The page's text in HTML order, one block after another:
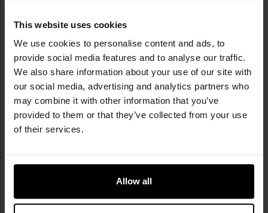
This website uses cookies
We use cookies to personalise content and ads, to
provide social media features and to analyse our traffic.
We also share information about your use of our site with
our social media, advertising and analytics partners who
may combine it with other information that you’ve
provided to them or that they’ve collected from your use
of their services.
Allow all
Waga: 50 g
Informacja o producencie i bezpieczeństwo
DANE TECHNICZNE
informacji